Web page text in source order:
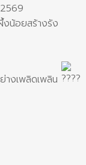
น้อยสร้างรัง
งเพลิดเพลิน